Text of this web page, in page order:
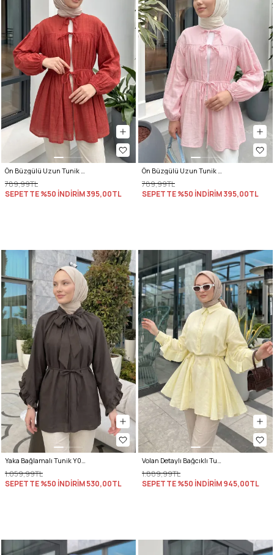
Ön Büzgülü Uzun Tunik 262338 - KIRMIZI
789,99TL
SEPETTE %50 İNDİRİM395,00TL
Ön Büzgülü Uzun Tunik 262338 - AÇIK PEMBE
789,99TL
SEPETTE %50 İNDİRİM395,00TL
Yaka Bağlamalı Tunik Y0059 - ACI KAHVE
1.059,99TL
SEPETTE %50 İNDİRİM530,00TL
Volan Detaylı Bağcıklı Tunik Y0136 - SARI
1.889,99TL
SEPETTE %50 İNDİRİM945,00TL